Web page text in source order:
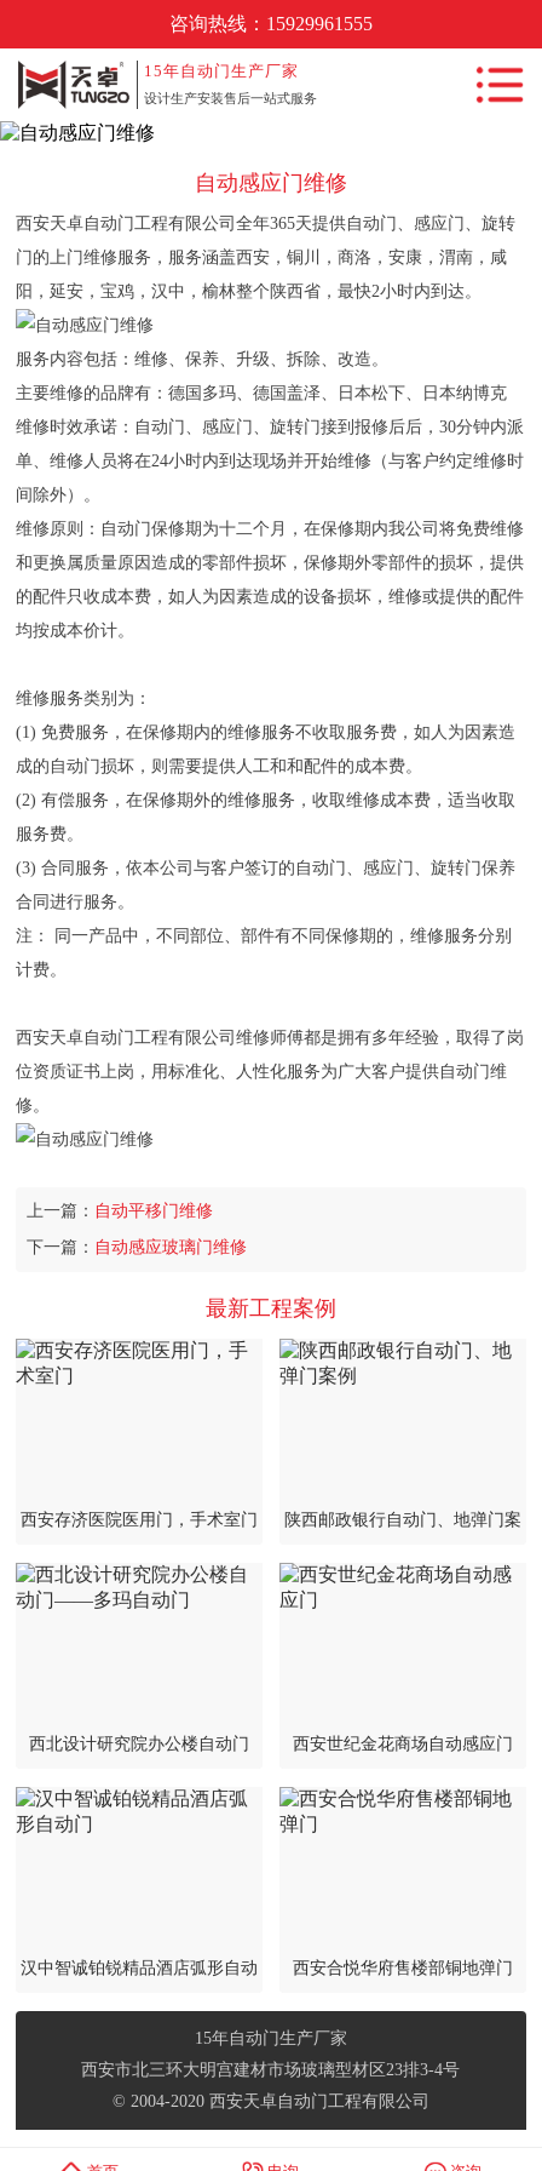
咨询热线： 15929961555
15年自动门生产厂家
设计生产安装售后一站式服务
首页
自动门产品中
心
例
自动门知识
常见问题
关于我们
联系我们
自动感应门维修
西安天卓自动门工程有限公司全年365天提供自动门、感应门、旋转
门的上门维修服务，服务涵盖西安，铜川，商洛，安康，渭南，咸
阳，延安，宝鸡，汉中，榆林整个陕西省，最快2小时内到达。
服务内容包括：维修、保养、升级、拆除、改造。
主要维修的品牌有：德国多玛、德国盖泽、日本松下、日本纳博克
维修时效承诺：自动门、感应门、旋转门接到报修后后，30分钟内派
单、维修人员将在24小时内到达现场并开始维修（与客户约定维修时
间除外）。
维修原则：自动门保修期为十二个月，在保修期内我公司将免费维修
和更换属质量原因造成的零部件损坏，保修期外零部件的损坏，提供
的配件只收成本费，如人为因素造成的设备损坏，维修或提供的配件
均按成本价计。
维修服务类别为：
(1) 免费服务，在保修期内的维修服务不收取服务费，如人为因素造
成的自动门损坏，则需要提供人工和和配件的成本费。
(2) 有偿服务，在保修期外的维修服务，收取维修成本费，适当收取
服务费。
(3) 合同服务，依本公司与客户签订的自动门、感应门、旋转门保养
合同进行服务。
注： 同一产品中，不同部位、部件有不同保修期的，维修服务分别
计费。
西安天卓自动门工程有限公司维修师傅都是拥有多年经验，取得了岗
位资质证书上岗，用标准化、人性化服务为广大客户提供自动门维
修。
上一篇： 自动平移门维修
下一篇： 自动感应玻璃门维修
最新工程案例
西安存济医院医用门，手术室门 陕西邮政银行自动门、地弹门案
例
西北设计研究院办公楼自动门
——多玛自动门
西安世纪金花商场自动感应门
汉中智诚铂锐精品酒店弧形自动
门
西安合悦华府售楼部铜地弹门
15年自动门生产厂家
西安市北三环大明宫建材市场玻璃型材区23排3-4号
© 2004-2020 西安天卓自动门工程有限公司